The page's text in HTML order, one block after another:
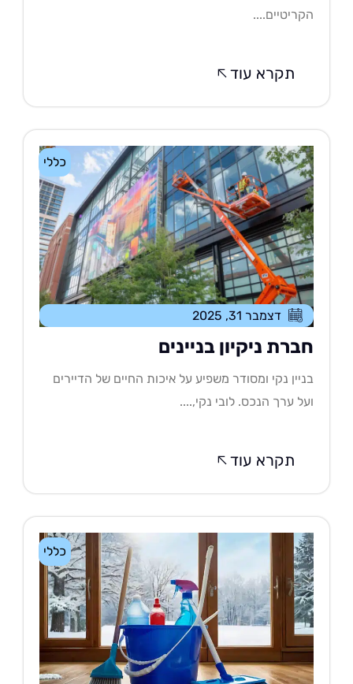
תקרא עוד
כללי
דצמבר 31, 2025
ניקיון בניינים
נקי ומסודר משפיע על איכות החיים של הדיירים
ערך הנכס. לובי נקי,....
תקרא עוד
כללי